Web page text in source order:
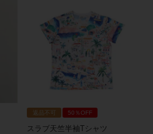
返品不可 50％OFF
スラブ天竺半袖Tシャツ